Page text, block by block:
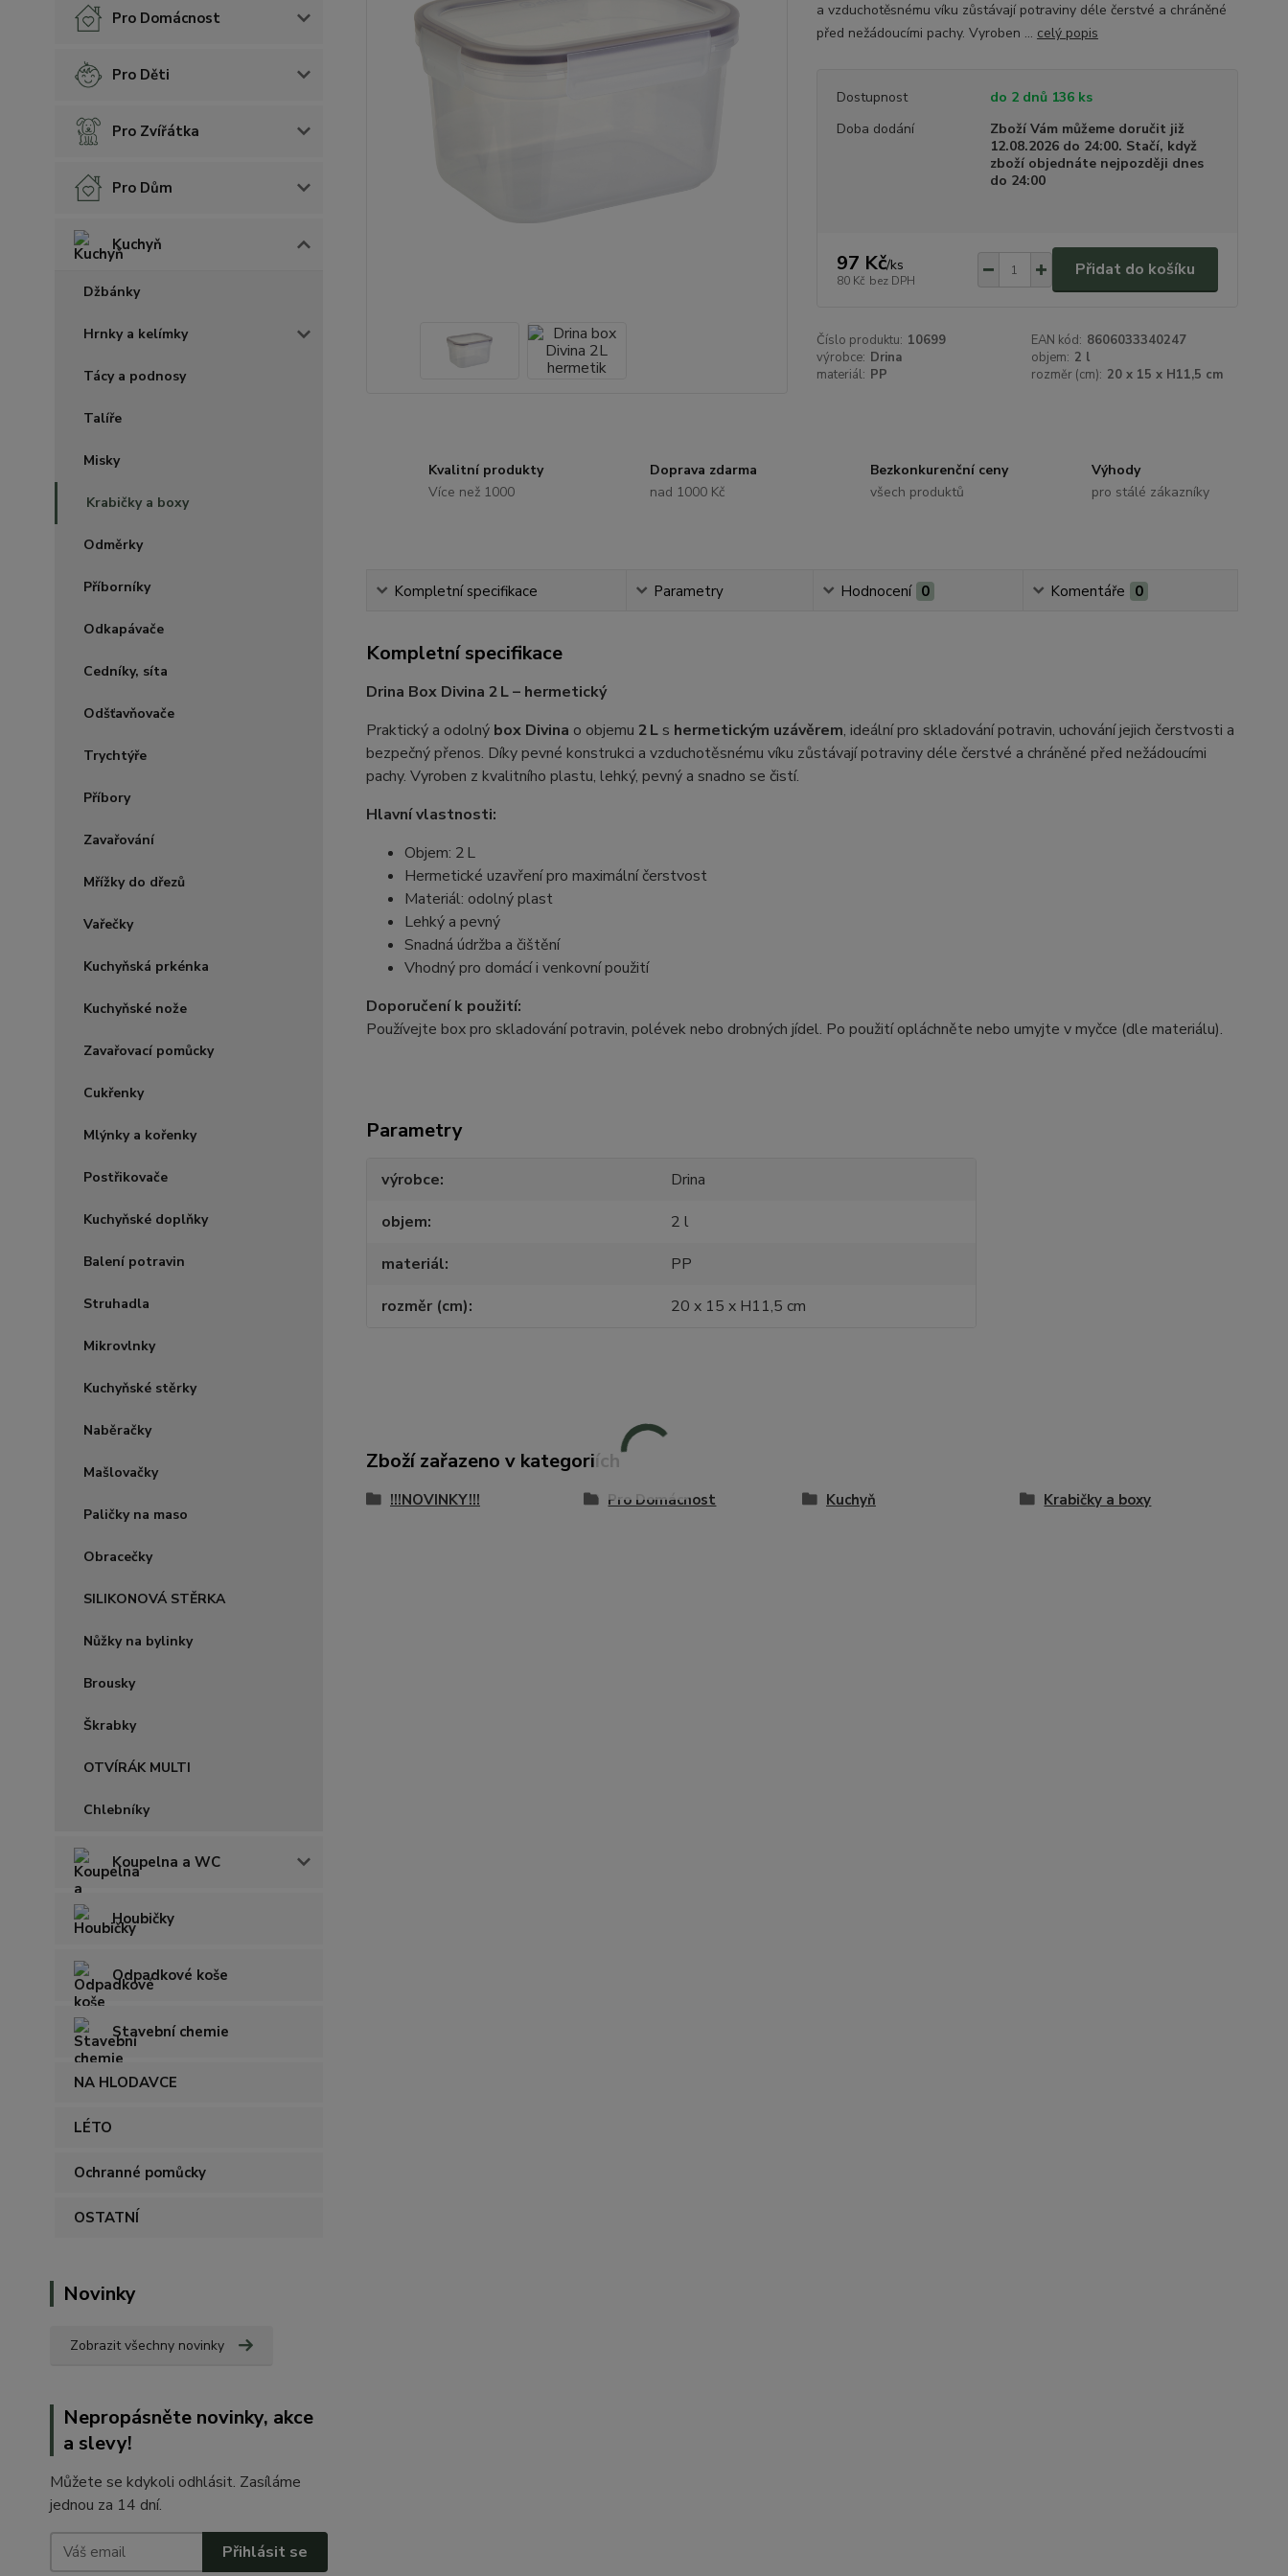
Pro Domácnost
Pro Děti
Pro Zvířátka
Pro Dům
Kuchyň
Džbánky
Hrnky a kelímky
Tácy a podnosy
Talíře
Misky
Krabičky a boxy
Odměrky
Příborníky
Odkapávače
Cedníky, síta
Odšťavňovače
Trychtýře
Příbory
Zavařování
Mřížky do dřezů
Vařečky
Kuchyňská prkénka
Kuchyňské nože
Zavařovací pomůcky
Cukřenky
Mlýnky a kořenky
Postřikovače
Kuchyňské doplňky
Balení potravin
Struhadla
Mikrovlnky
Kuchyňské stěrky
Naběračky
Mašlovačky
Paličky na maso
Obracečky
SILIKONOVÁ STĚRKA
Nůžky na bylinky
Brousky
Škrabky
OTVÍRÁK MULTI
Chlebníky
Koupelna a WC
Houbičky
Odpadkové koše
Stavební chemie
NA HLODAVCE
LÉTO
Ochranné pomůcky
OSTATNÍ
Novinky
Zobrazit všechny novinky
Nepropásněte novinky, akce
a slevy!
Můžete se kdykoli odhlásit. Zasíláme
jednou za 14 dní.
Přihlásit se
a vzduchotěsnému víku zůstávají potraviny déle čerstvé a chráněné
před nežádoucími pachy. Vyroben ... celý popis
Dostupnost
do 2 dnů 136 ks
Doba dodání
Zboží Vám můžeme doručit již
12.08.2026 do 24:00. Stačí, když
zboží objednáte nejpozději dnes
do 24:00
97 Kč/ks
80 Kč bez DPH
Přidat do košíku
Číslo produktu: 10699 EAN kód: 8606033340247
výrobce: Drina objem: 2 l
materiál: PP rozměr (cm): 20 x 15 x H11,5 cm
Kvalitní produkty
Více než 1000
Doprava zdarma
nad 1000 Kč
Bezkonkurenční ceny
všech produktů
Výhody
pro stálé zákazníky
Kompletní specifikace Parametry Hodnocení 0 Komentáře 0
Kompletní specifikace
Drina Box Divina 2 L – hermetický
Praktický a odolný box Divina o objemu 2 Ls hermetickým uzávěrem, ideální pro skladování potravin, uchování jejich čerstvosti a
bezpečný přenos. Díky pevné konstrukci a vzduchotěsnému víku zůstávají potraviny déle čerstvé a chráněné před nežádoucími
pachy. Vyroben z kvalitního plastu, lehký, pevný a snadno se čistí.
Hlavní vlastnosti:
Objem: 2 L
Hermetické uzavření pro maximální čerstvost
Materiál: odolný plast
Lehký a pevný
Snadná údržba a čištění
Vhodný pro domácí i venkovní použití
Doporučení k použití:
Používejte box pro skladování potravin, polévek nebo drobných jídel. Po použití opláchněte nebo umyjte v myčce (dle materiálu).
Parametry
výrobce
Drina
objem
2 l
materiál
PP
rozměr (cm)
20 x 15 x H11,5 cm
Zboží zařazeno v kategoriích
!!!NOVINKY!!! Pro Domácnost Kuchyň Krabičky a boxy